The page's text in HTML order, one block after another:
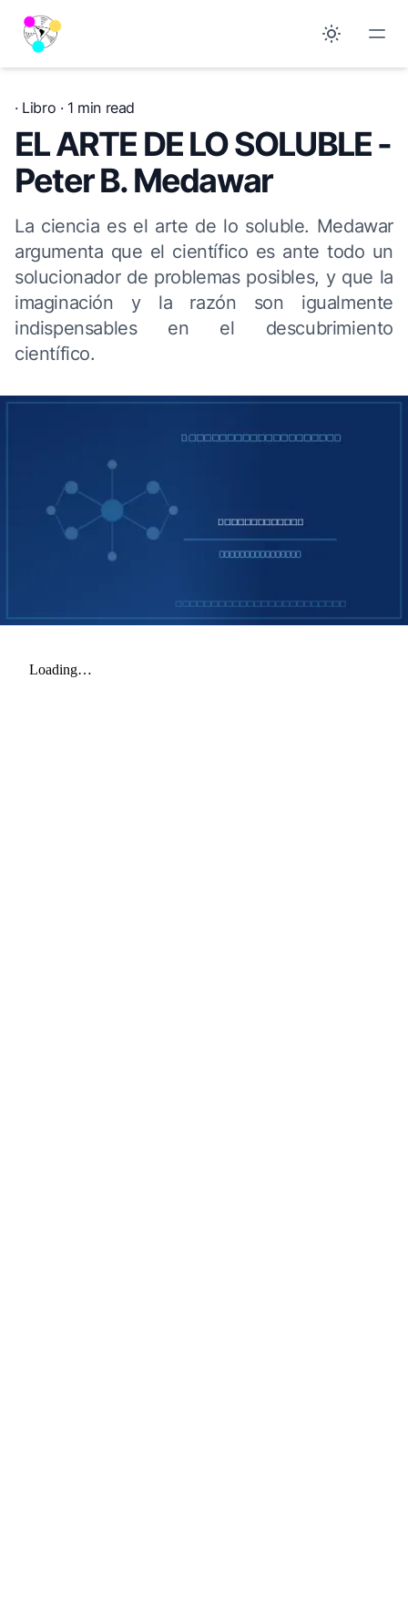
· Libro · 1 min read
EL ARTE DE LO SOLUBLE -
Peter B. Medawar
La ciencia es el arte de lo soluble. Medawar
argumenta que el científico es ante todo un
solucionador de problemas posibles, y que la
imaginación y la razón son igualmente
indispensables en el descubrimiento
científico.